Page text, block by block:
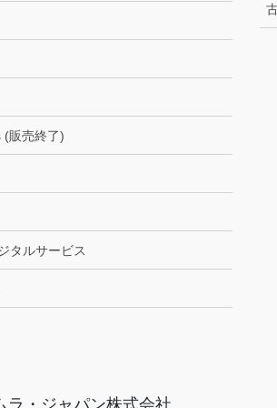
販売終了)
タルサービス
ラ・ジャパン株式会社